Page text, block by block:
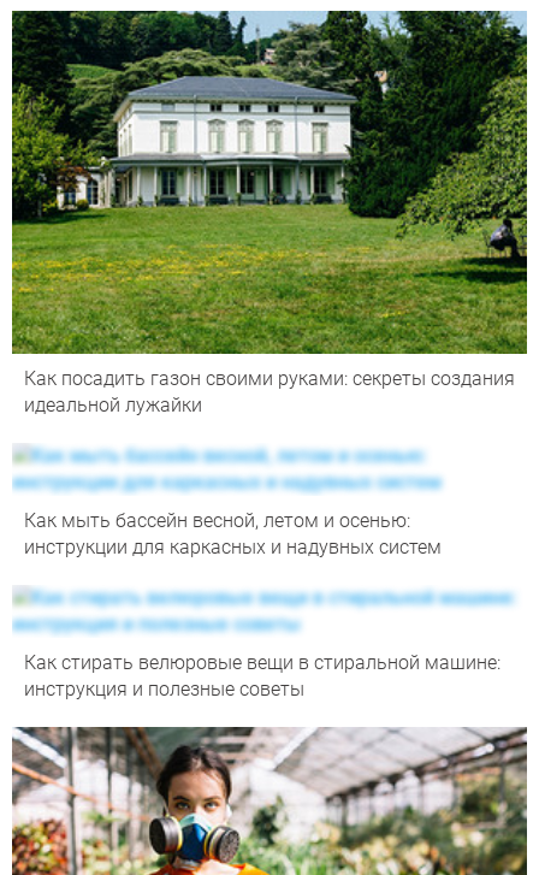
Как посадить газон своими руками: секреты создания
идеальной лужайки
Как мыть бассейн весной, летом и осенью:
инструкции для каркасных и надувных систем
Как стирать велюровые вещи в стиральной машине:
инструкция и полезные советы